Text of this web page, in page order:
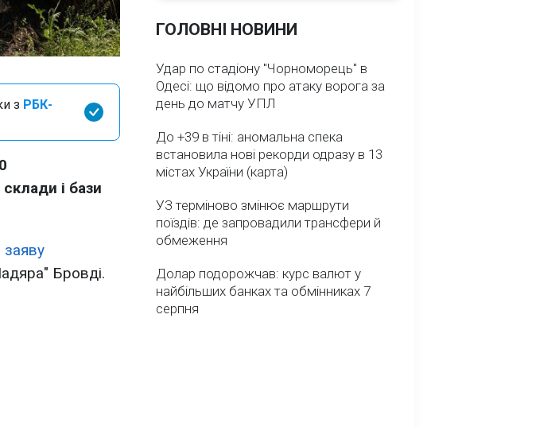
з РБК-
і бази
заяву
Бровді.
ГОЛОВНІ НОВИНИ
Удар по стадіону "Чорноморець" в
Одесі: що відомо про атаку ворога за
день до матчу УПЛ
До +39 в тіні: аномальна спека
встановила нові рекорди одразу в 13
містах України (карта)
УЗ терміново змінює маршрути
поїздів: де запровадили трансфери й
обмеження
Долар подорожчав: курс валют у
найбільших банках та обмінниках 7
серпня